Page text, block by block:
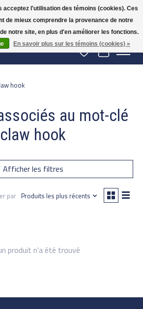
binnen NL | Op voorraad binnen 2-5 werkdagen
gratis verzonden
Liste de souhaits
Panier
hook
au mot-clé
claw hook
Afficher les filtres
par Produits les plus récents
produit n'a été trouvé
acceptez l'utilisation des témoins (cookies). Ces
de mieux comprendre la provenance de notre
notre site, en plus d'en améliorer les fonctions.
En savoir plus sur les témoins (cookies) »